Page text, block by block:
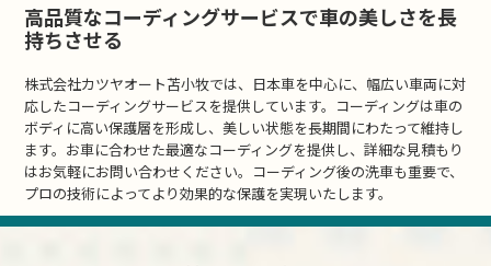
高品質なコーディングサービスで車の美しさを長
持ちさせる
株式会社カツヤオート苫小牧では、日本車を中心に、幅広い車両に対
応したコーディングサービスを提供しています。コーディングは車の
ボディに高い保護層を形成し、美しい状態を長期間にわたって維持し
ます。お車に合わせた最適なコーディングを提供し、詳細な見積もり
はお気軽にお問い合わせください。コーディング後の洗車も重要で、
プロの技術によってより効果的な保護を実現いたします。